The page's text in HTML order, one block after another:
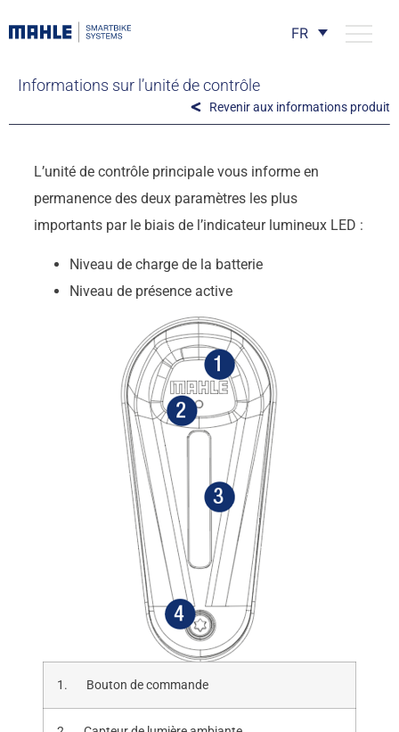
FR
Informations sur l’unité de contrôle
Revenir aux informations produit
L’unité de contrôle principale vous informe en
permanence des deux paramètres les plus
importants par le biais de l’indicateur lumineux LED :
Niveau de charge de la batterie
Niveau de présence active
1. Bouton de commande